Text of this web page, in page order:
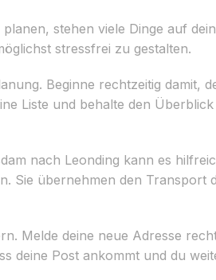
stehen viele Dinge auf
stressfrei zu gestalten.
Beginne rechtzeitig damit,
Liste und behalte den
nach Leonding kann es
Sie übernehmen den Transport
Melde deine neue Adresse
deine Post ankommt und du